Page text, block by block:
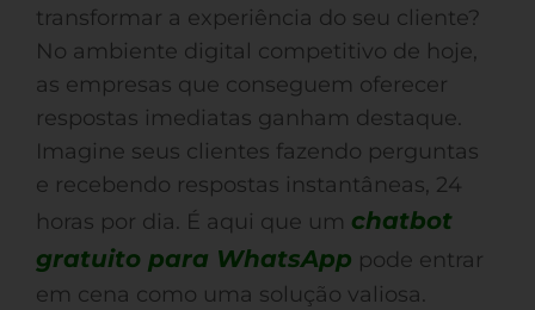
transformar a experiência do seu cliente?
No ambiente digital competitivo de hoje,
as empresas que conseguem oferecer
respostas imediatas ganham destaque.
Imagine seus clientes fazendo perguntas
e recebendo respostas instantâneas, 24
horas por dia. É aqui que um chatbot
gratuito para WhatsApp pode entrar
em cena como uma solução valiosa.